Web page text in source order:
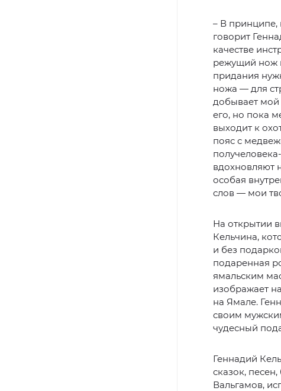
– В принципе,
говорит
качестве
режущий нож
придания
ножа — для
добывает мой
его, но пока
выходит к
пояс с
вдохновляют
особая
слов — мои
На открытии
Кельчина,
и без
подаренная
ямальским
изображает
на Ямале.
своим
чудесный
Геннадий
сказок,
Вальгамов,